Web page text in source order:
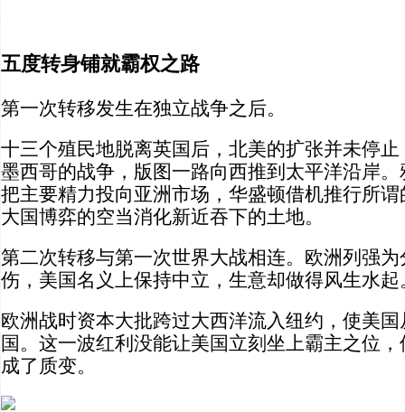
五度转身铺就霸权之路
第一次转移发生在独立战争之后。
十三个殖民地脱离英国后，北美的扩张并未停
墨西哥的战争，版图一路向西推到太平洋沿岸
把主要精力投向亚洲市场，华盛顿借机推行所
大国博弈的空当消化新近吞下的土地。
第二次转移与第一次世界大战相连。欧洲列强
伤，美国名义上保持中立，生意却做得风生水起
欧洲战时资本大批跨过大西洋流入纽约，使美
国。这一波红利没能让美国立刻坐上霸主之位
成了质变。